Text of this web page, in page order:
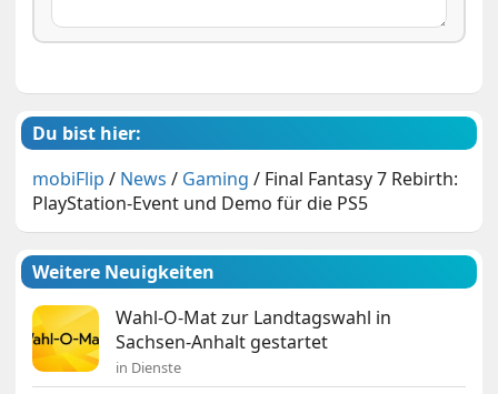
Du bist hier:
mobiFlip / News / Gaming / Final Fantasy 7 Rebirth:
PlayStation-Event und Demo für die PS5
Weitere Neuigkeiten
Wahl-O-Mat zur Landtagswahl in
Sachsen-Anhalt gestartet
in Dienste